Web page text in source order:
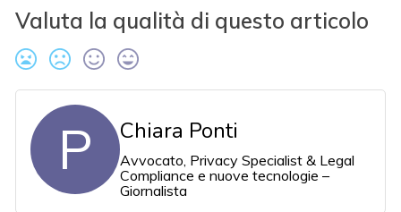
Valuta la qualità di questo articolo
P Chiara Ponti
Avvocato, Privacy Specialist & Legal
Compliance e nuove tecnologie –
Giornalista